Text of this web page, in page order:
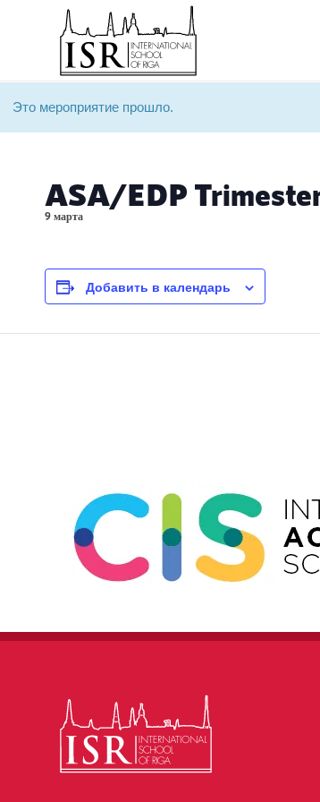
Это мероприятие прошло.
ASA/EDP
9 марта
Добавить в календарь